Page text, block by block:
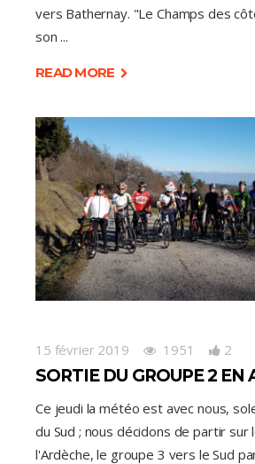
vers Bathernay. "Le Champs des
son
READ MORE
15 février 2019 1951 2
SORTIE DU GROUPE 2 EN
Ce jeudi la météo est avec nous,
du Sud ; nous décidons de partir
l'Ardèche, le groupe 3 vers le Sud